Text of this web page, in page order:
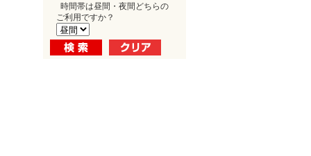
時間帯は昼間・夜間どちらの
ご利用ですか？